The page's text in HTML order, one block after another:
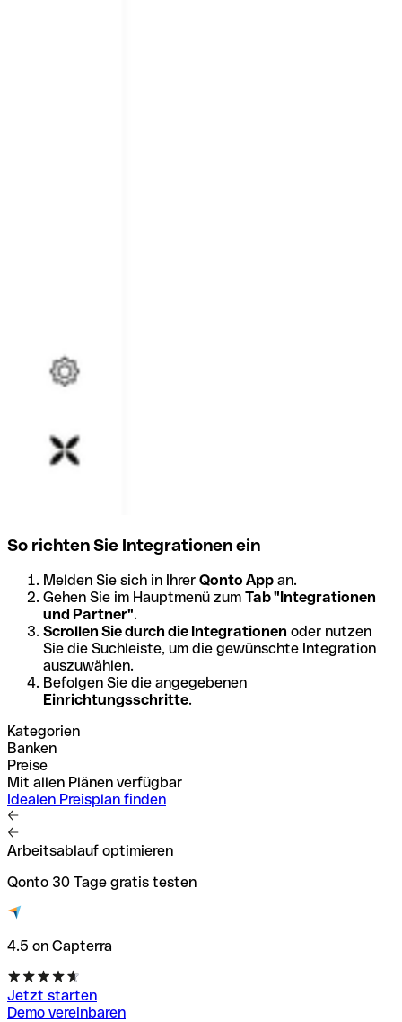
So richten Sie Integrationen ein
Melden Sie sich in Ihrer Qonto App an.
Gehen Sie im Hauptmenü zum Tab "Integrationen
und Partner".
Scrollen Sie durch die Integrationen oder nutzen
Sie die Suchleiste, um die gewünschte Integration
auszuwählen.
Befolgen Sie die angegebenen
Einrichtungsschritte.
Kategorien
Banken
Preise
Mit allen Plänen verfügbar
Idealen Preisplan finden
Arbeitsablauf optimieren
Qonto 30 Tage gratis testen
4.5 on Capterra
Jetzt starten
Demo vereinbaren